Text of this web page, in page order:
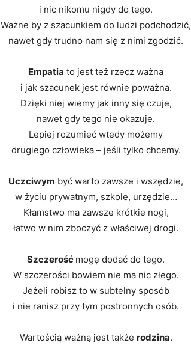
i nic nikomu nigdy do tego.
Ważne by z szacunkiem do ludzi podchodzić,
nawet gdy trudno nam się z nimi zgodzić.
Empatia to jest też rzecz ważna
i jak szacunek jest równie poważna.
Dzięki niej wiemy jak inny się czuje,
nawet gdy tego nie okazuje.
Lepiej rozumieć wtedy możemy
drugiego człowieka – jeśli tylko chcemy.
Uczciwym być warto zawsze i wszędzie,
w życiu prywatnym, szkole, urzędzie…
Kłamstwo ma zawsze krótkie nogi,
łatwo w nim zboczyć z właściwej drogi.
Szczerość mogę dodać do tego.
W szczerości bowiem nie ma nic złego.
Jeżeli robisz to w subtelny sposób
i nie ranisz przy tym postronnych osób.
Wartością ważną jest także rodzina.